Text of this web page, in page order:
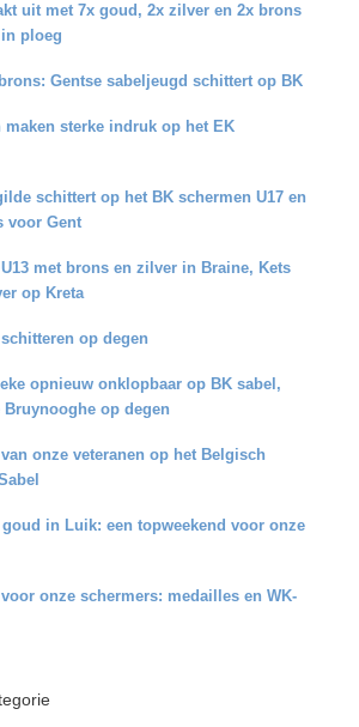
uit met 7x goud, 2x zilver en 2x brons
ploeg
Gentse sabeljeugd schittert op BK
maken sterke indruk op het EK
schittert op het BK schermen U17 en
voor Gent
met brons en zilver in Braine, Kets
op Kreta
op degen
opnieuw onklopbaar op BK sabel,
op degen
onze veteranen op het Belgisch
in Luik: een topweekend voor onze
onze schermers: medailles en WK-